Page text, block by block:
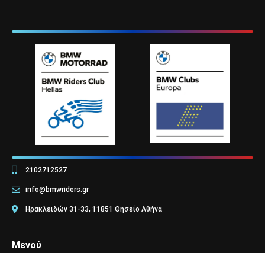
2102712527
info@bmwriders.gr
Ηρακλειδών 31-33, 11851 Θησείο Αθήνα
Μενού